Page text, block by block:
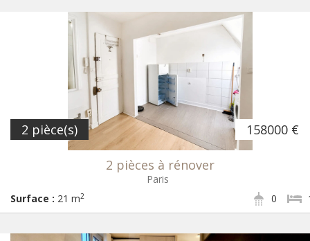
158000 €
2 pièce(s)
2 pièces à rénover
Paris
Surface : 21 m2 0